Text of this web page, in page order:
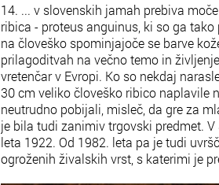
14. ... v slovenskih jamah prebiva
ribica - proteus anguinus, ki so ga
na človeško spominjajoče se barve
prilagoditvah na večno temo in
vretenčar v Evropi. Ko so nekdaj
30 cm veliko človeško ribico naplavile
neutrudno pobijali, misleč, da gre za
je bila tudi zanimiv trgovski predmet.
leta 1922. Od 1982. leta pa je tudi
ogroženih živalskih vrst, s katerimi je